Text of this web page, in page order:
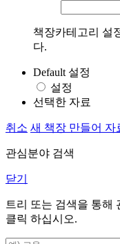
책장카테고리 설
다.
Default 설정
설정
선택한 자료
취소 새 책장 만들어 자
관심분야 검색
닫기
트리 또는 검색을 통해
클릭 하십시오.